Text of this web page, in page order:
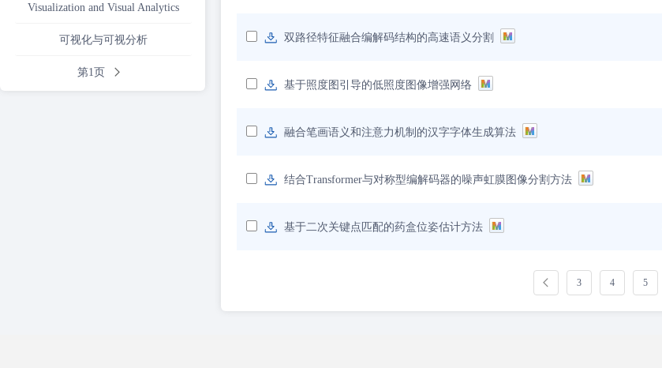
Visualization and Visual Analytics
可视化与可视分析
第1页
双路径特征融合编解码结构的高速语义分割
基于照度图引导的低照度图像增强网络
融合笔画语义和注意力机制的汉字字体生成算法
结合Transformer与对称型编解码器的噪声虹膜图像分割方法
基于二次关键点匹配的药盒位姿估计方法
3 4 5